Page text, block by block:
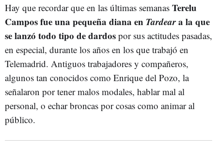
Hay que recordar que en las últimas semanas Terelu
Campos fue una pequeña diana en Tardeara la que
se lanzó todo tipo de dardos por sus actitudes pasadas,
en especial, durante los años en los que trabajó en
Telemadrid. Antiguos trabajadores y compañeros,
algunos tan conocidos como Enrique del Pozo, la
señalaron por tener malos modales, hablar mal al
personal, o echar broncas por cosas como animar al
público.